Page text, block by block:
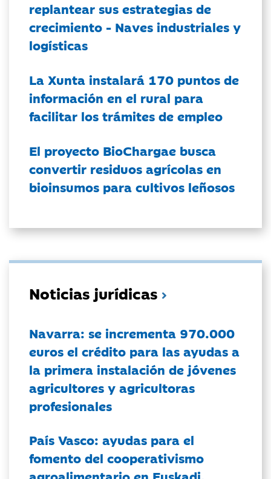
replantear sus estrategias de
crecimiento - Naves industriales y
logísticas
La Xunta instalará 170 puntos de
información en el rural para
facilitar los trámites de empleo
El proyecto BioChargae busca
convertir residuos agrícolas en
bioinsumos para cultivos leñosos
Noticias jurídicas
Navarra: se incrementa 970.000
euros el crédito para las ayudas a
la primera instalación de jóvenes
agricultores y agricultoras
profesionales
País Vasco: ayudas para el
fomento del cooperativismo